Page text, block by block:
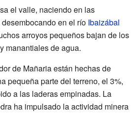
el valle, naciendo en las
en el río Ibaizábal
arroyos pequeños bajan de los
manantiales de agua.
de Mañaria están hechas de
pequeña parte del terreno, el 3%,
a las laderas empinadas. La
ha impulsado la actividad minera